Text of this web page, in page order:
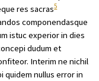
res sacras5
componendasque
istuc experior in dies
dudum et
Interim ne nichil
quidem nullus error in